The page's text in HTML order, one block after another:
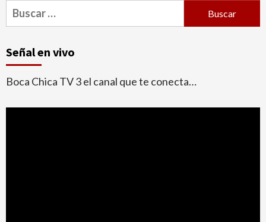
Buscar:
Señal en vivo
Boca Chica TV 3 el canal que te conecta…